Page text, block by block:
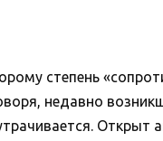
степень
недавно
Открыт